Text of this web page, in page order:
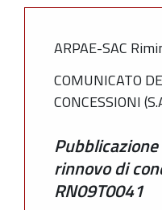
ARPAE-SAC
COMUNICATO
CONCESSIONI
rinnovo di
RN09T0041